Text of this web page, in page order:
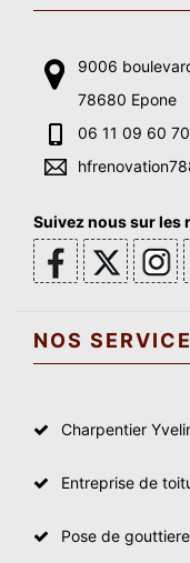
9006
78680 Epone
06 11 09 60 70
Suivez nous sur les
NOS
Charpentier
Entreprise de
Pose de